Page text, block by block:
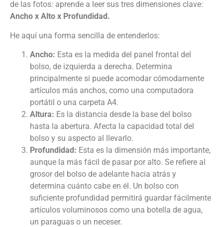
de las fotos: aprende a leer sus tres dimensiones clave:
Ancho x Alto x Profundidad.
He aquí una forma sencilla de entenderlos:
Ancho: Esta es la medida del panel frontal del
bolso, de izquierda a derecha. Determina
principalmente si puede acomodar cómodamente
artículos más anchos, como una computadora
portátil o una carpeta A4.
Altura: Es la distancia desde la base del bolso
hasta la abertura. Afecta la capacidad total del
bolso y su aspecto al llevarlo.
Profundidad: Esta es la dimensión más importante,
aunque la más fácil de pasar por alto. Se refiere al
grosor del bolso de adelante hacia atrás y
determina cuánto cabe en él. Un bolso con
suficiente profundidad permitirá guardar fácilmente
artículos voluminosos como una botella de agua,
un paraguas o un neceser.